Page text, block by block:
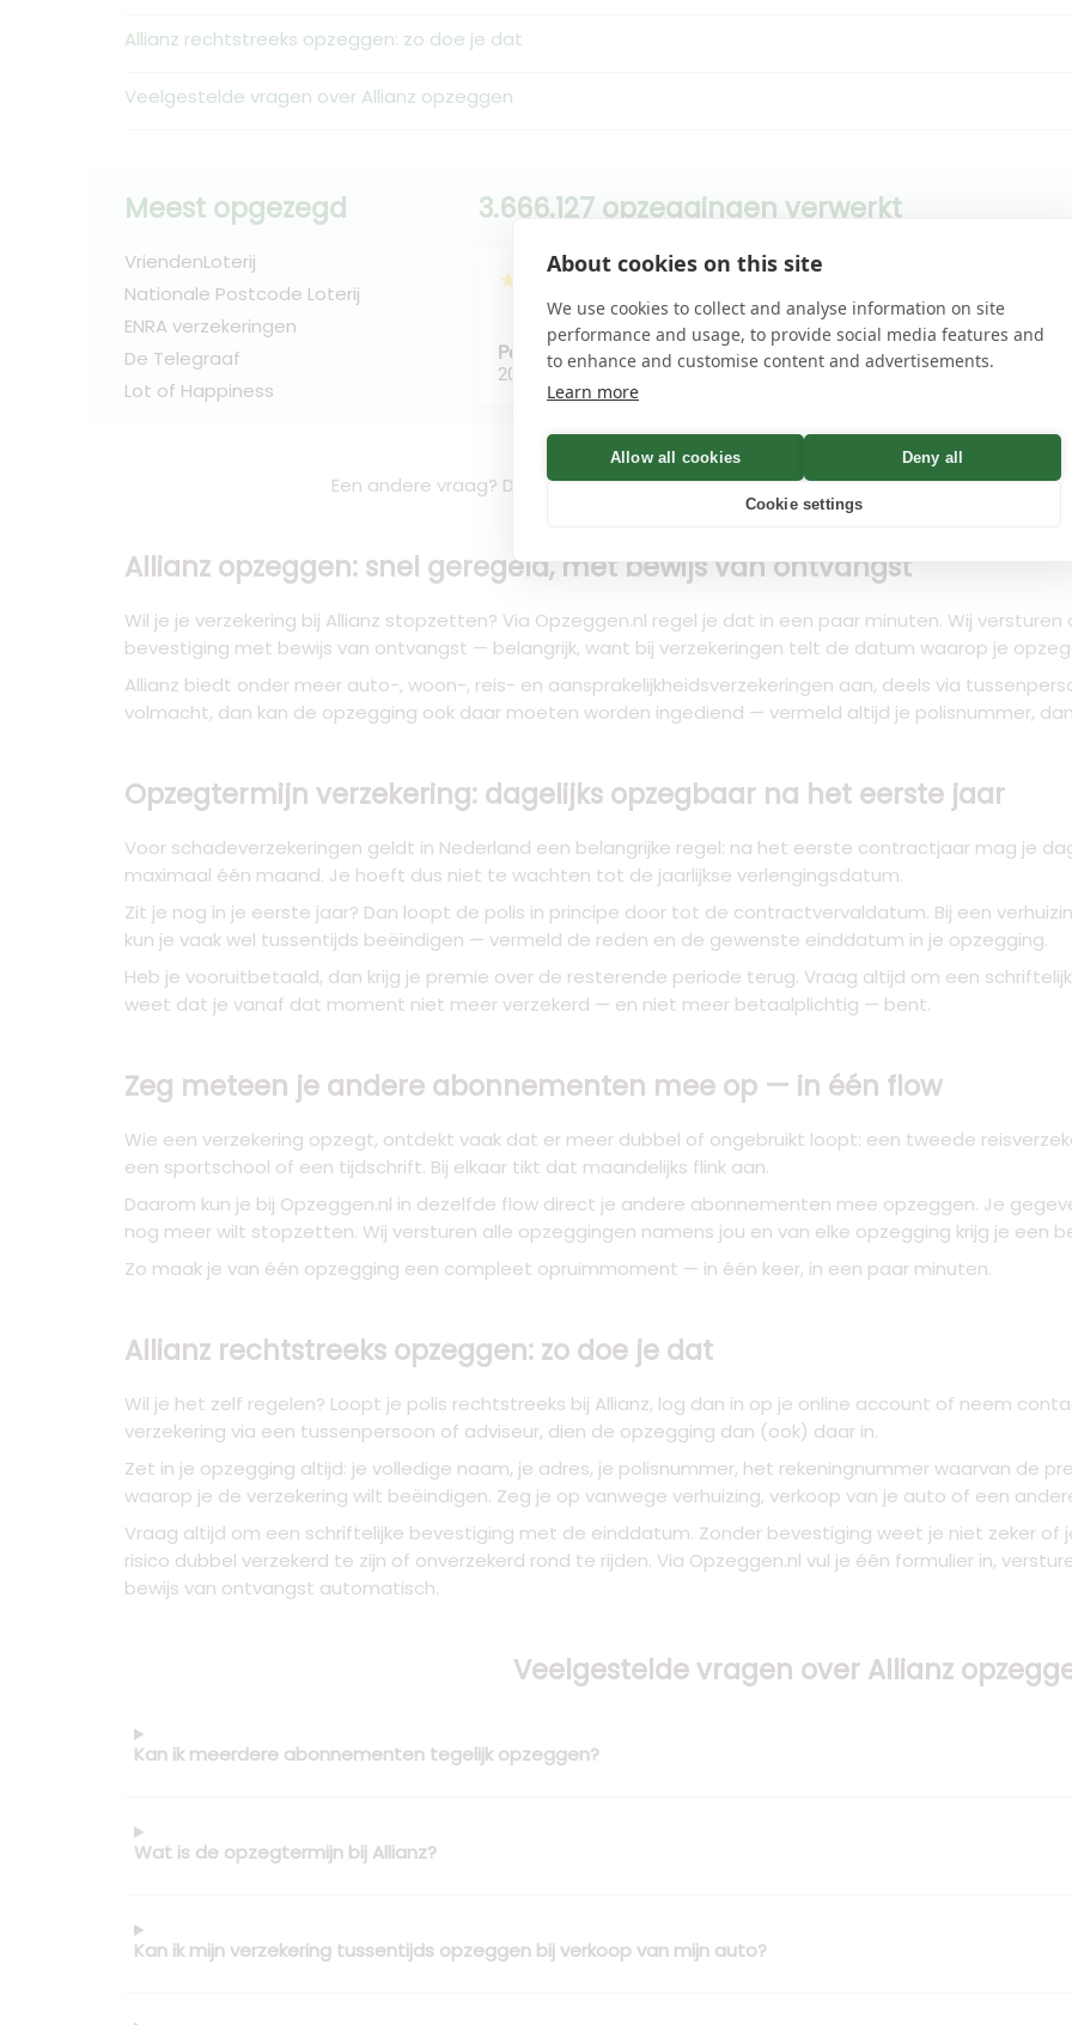
About cookies on this site
We use cookies to collect and analyse information on site
performance and usage, to provide social media features and
to enhance and customise content and advertisements.
Learn more
Allow all cookies Deny all
Cookie settings
Allianz rechtstreeks opzeggen: zo doe je dat
Veelgestelde vragen over Allianz opzeggen
Meest opgezegd
VriendenLoterij
Nationale Postcode Loterij
ENRA verzekeringen
De Telegraaf
Lot of Happiness
3.666.127 opzeggingen verwerkt
★★★★★
Peer 67
2026-08-06
★★★★★
Astrid Hassefras
2026-08-05
Een andere vraag? De snelste manier om het antwoord te vinden is via onzeveel
Allianz opzeggen: snel geregeld, mét bewijs van ontvangst
Wil je je verzekering bij Allianz stopzetten? Via Opzeggen.nl regel je dat in een paar minuten. Wij
bevestiging met bewijs van ontvangst — belangrijk, want bij verzekeringen telt de datum waarop je
Allianz biedt onder meer auto-, woon-, reis- en aansprakelijkheidsverzekeringen aan, deels via
volmacht, dan kan de opzegging ook daar moeten worden ingediend — vermeld altijd je polisnummer,
Opzegtermijn verzekering: dagelijks opzegbaar na het eerste jaar
Voor schadeverzekeringen geldt in Nederland een belangrijke regel: na het eerste contractjaar mag je
maximaal één maand. Je hoeft dus niet te wachten tot de jaarlijkse verlengingsdatum.
Zit je nog in je eerste jaar? Dan loopt de polis in principe door tot de contractvervaldatum. Bij een
kun je vaak wel tussentijds beëindigen — vermeld de reden en de gewenste einddatum in je opzegging.
Heb je vooruitbetaald, dan krijg je premie over de resterende periode terug. Vraag altijd om een
weet dat je vanaf dat moment niet meer verzekerd — en niet meer betaalplichtig — bent.
Zeg meteen je andere abonnementen mee op — in één flow
Wie een verzekering opzegt, ontdekt vaak dat er meer dubbel of ongebruikt loopt: een tweede
een sportschool of een tijdschrift. Bij elkaar tikt dat maandelijks flink aan.
Daarom kun je bij Opzeggen.nl in dezelfde flow direct je andere abonnementen mee opzeggen. Je
nog meer wilt stopzetten. Wij versturen alle opzeggingen namens jou en van elke opzegging krijg je een
Zo maak je van één opzegging een compleet opruimmoment — in één keer, in een paar minuten.
Allianz rechtstreeks opzeggen: zo doe je dat
Wil je het zelf regelen? Loopt je polis rechtstreeks bij Allianz, log dan in op je online account of neem
verzekering via een tussenpersoon of adviseur, dien de opzegging dan (ook) daar in.
Zet in je opzegging altijd: je volledige naam, je adres, je polisnummer, het rekeningnummer waarvan de
waarop je de verzekering wilt beëindigen. Zeg je op vanwege verhuizing, verkoop van je auto of een
Vraag altijd om een schriftelijke bevestiging met de einddatum. Zonder bevestiging weet je niet zeker of
risico dubbel verzekerd te zijn of onverzekerd rond te rijden. Via Opzeggen.nl vul je één formulier in,
bewijs van ontvangst automatisch.
Veelgestelde vragen over Allianz
Kan ik meerdere abonnementen tegelijk opzeggen?
Wat is de opzegtermijn bij Allianz?
Kan ik mijn verzekering tussentijds opzeggen bij verkoop van mijn auto?